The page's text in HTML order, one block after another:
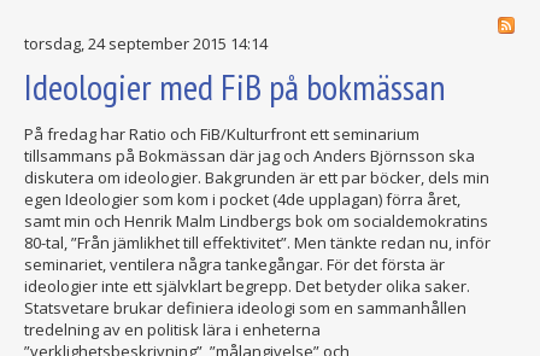
torsdag, 24 september 2015 14:14
Ideologier med FiB på bokmässan
På fredag har Ratio och FiB/Kulturfront ett seminarium
tillsammans på Bokmässan där jag och Anders Björnsson ska
diskutera om ideologier. Bakgrunden är ett par böcker, dels min
egen Ideologier som kom i pocket (4de upplagan) förra året,
samt min och Henrik Malm Lindbergs bok om socialdemokratins
80-tal, ”Från jämlikhet till effektivitet”. Men tänkte redan nu, inför
seminariet, ventilera några tankegångar. För det första är
ideologier inte ett självklart begrepp. Det betyder olika saker.
Statsvetare brukar definiera ideologi som en sammanhållen
tredelning av en politisk lära i enheterna
”verklighetsbeskrivning”, ”målangivelse” och